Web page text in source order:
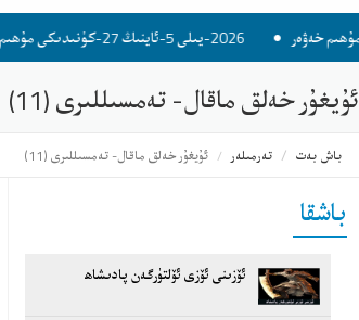
2026-يىلى 5-ئاينىڭ 27-كۈنىدىكى مۇھىم خەۋەر
ئۇيغۇر خەلق ماقال- تەمسىللىرى (11)
باش بەت تەرمىلەر ئۇيغۇر خەلق ماقال- تەمسىللىرى (11)
باشقا
ئۆزىنى ئۆزى ئۆلتۈرگەن پادىشاھ